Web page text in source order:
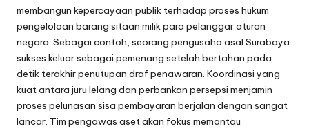
membangun kepercayaan publik terhadap proses hukum
pengelolaan barang sitaan milik para pelanggar aturan
negara. Sebagai contoh, seorang pengusaha asal Surabaya
sukses keluar sebagai pemenang setelah bertahan pada
detik terakhir penutupan draf penawaran. Koordinasi yang
kuat antara juru lelang dan perbankan persepsi menjamin
proses pelunasan sisa pembayaran berjalan dengan sangat
lancar. Tim pengawas aset akan fokus memantau